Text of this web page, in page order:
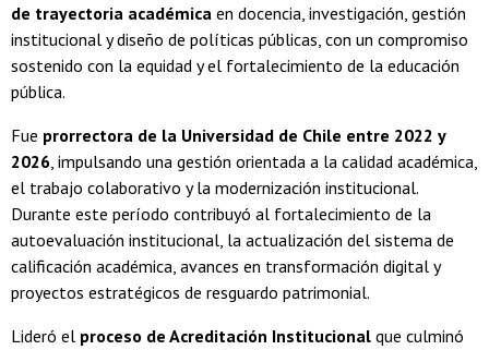
de trayectoria académica en docencia, investigación, gestión
institucional y diseño de políticas públicas, con un compromiso
sostenido con la equidad y el fortalecimiento de la educación
pública.
Fue prorrectora de la Universidad de Chile entre 2022 y
2026, impulsando una gestión orientada a la calidad académica,
el trabajo colaborativo y la modernización institucional.
Durante este período contribuyó al fortalecimiento de la
autoevaluación institucional, la actualización del sistema de
calificación académica, avances en transformación digital y
proyectos estratégicos de resguardo patrimonial.
Lideró el proceso de Acreditación Institucional que culminó